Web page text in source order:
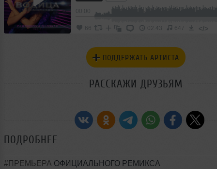
66 02:43 647 </>
ПОДДЕРЖАТЬ АРТИСТА
РАССКАЖИ ДРУЗЬЯМ
ПОДРОБНЕЕ
#ПРЕМЬЕРА ОФИЦИАЛЬНОГО РЕМИКСА